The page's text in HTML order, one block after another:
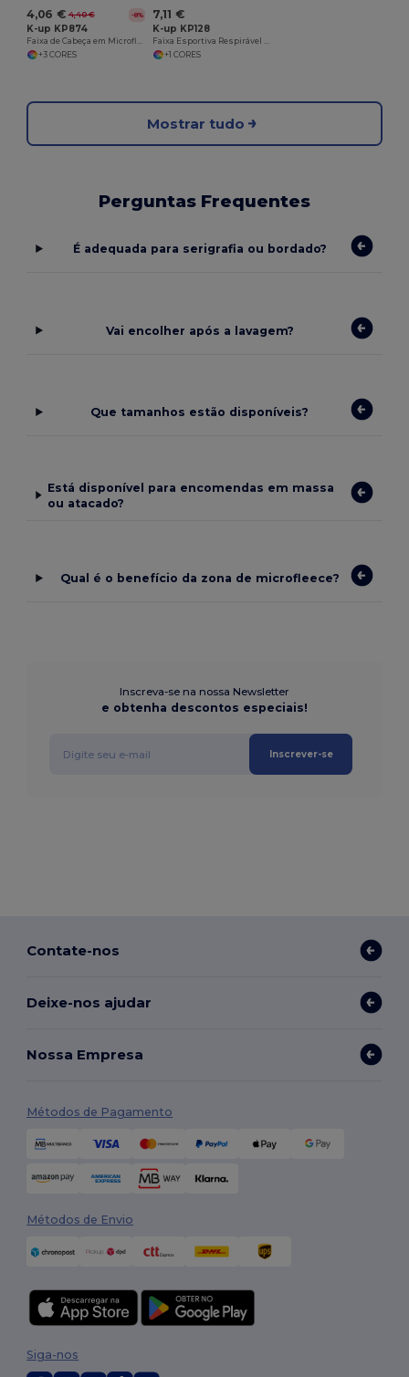
4,06 € 4,40 € -8%
K-up KP874
Faixa de Cabeça em Microfleece Antipilling
+3 CORES
7,11 €
K-up KP128
Faixa Esportiva Respirável de Poliéster
+1 CORES
Mostrar tudo
Perguntas Frequentes
É adequada para serigrafia ou bordado?
Vai encolher após a lavagem?
Que tamanhos estão disponíveis?
Está disponível para encomendas em massa
ou atacado?
Qual é o benefício da zona de microfleece?
Inscreva-se na nossa Newsletter
e obtenha descontos especiais!
Inscrever-se
Contate-nos
Deixe-nos ajudar
Nossa Empresa
Métodos de Pagamento
Métodos de Envio
Siga-nos